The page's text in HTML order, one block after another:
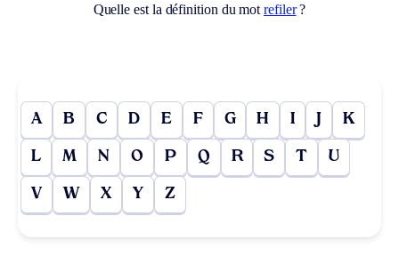
Quelle est la définition du motrefiler?
A B C D E F G H I J K
L M N O P Q R S T U
V W X Y Z